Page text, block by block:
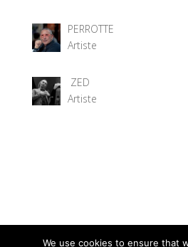
PERROTTE
Artiste
ZED
Artiste
We use cookies to ensure that